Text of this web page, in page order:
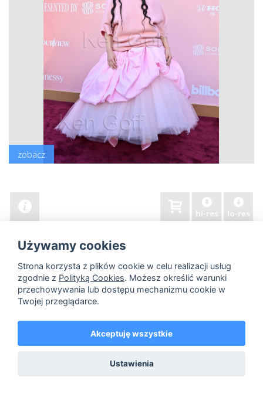
zobacz
hi-res lo-res
Używamy cookies
Strona korzysta z plików cookie w celu realizacji usług
zgodnie z Polityką Cookies. Możesz określić warunki
przechowywania lub dostępu mechanizmu cookie w
Twojej przeglądarce.
Akceptuję wszystkie
Ustawienia